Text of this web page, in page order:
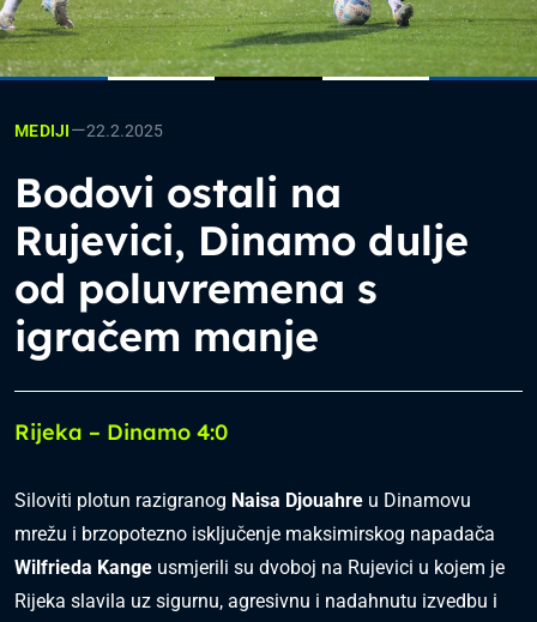
MEDIJI—22.2.2025
Bodovi ostali na
Rujevici, Dinamo dulje
od poluvremena s
igračem manje
Rijeka – Dinamo 4:0
Siloviti plotun razigranog Naisa Djouahre u Dinamovu
mrežu i brzopotezno isključenje maksimirskog napadača
Wilfrieda Kange usmjerili su dvoboj na Rujevici u kojem je
Rijeka slavila uz sigurnu, agresivnu i nadahnutu izvedbu i